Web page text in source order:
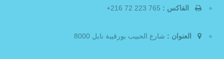
الفاكس :
العنوان : شارع الحبيب بورقيبة نابل 8000